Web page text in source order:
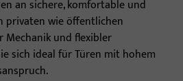
an sichere, komfortable und
privaten wie öffentlichen
Mechanik und flexibler
sich ideal für Türen mit hohem